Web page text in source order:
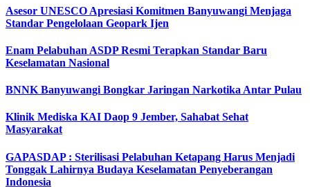
Asesor UNESCO Apresiasi Komitmen Banyuwangi Menjaga
Standar Pengelolaan Geopark Ijen
Enam Pelabuhan ASDP Resmi Terapkan Standar Baru
Keselamatan Nasional
BNNK Banyuwangi Bongkar Jaringan Narkotika Antar Pulau
Klinik Mediska KAI Daop 9 Jember, Sahabat Sehat
Masyarakat
GAPASDAP : Sterilisasi Pelabuhan Ketapang Harus Menjadi
Tonggak Lahirnya Budaya Keselamatan Penyeberangan
Indonesia